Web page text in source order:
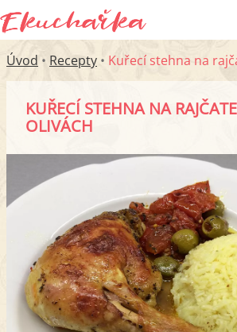
Úvod • Recepty • Kuřecí stehna na
KUŘECÍ STEHNA NA
OLIVÁCH